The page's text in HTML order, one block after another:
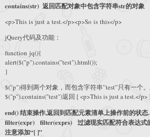
contains(str) 返回匹配对象中包含字符串str的对象
<p>This is just a test.</p><p>So is this</p>
jQuery代码及功能：
function jq(){
alert($("p").contains("test").html());
}
$("p")得到两个对象，而包含字符串”test”只有一个
$("p").contains("test")返回 [ <p>This is just a test.</p>
end() 结束操作,返回到匹配元素清单上操作前的状态.
filter(expr) filter(exprs) 过滤现实匹配符合表达式
注意添加“[ ]”